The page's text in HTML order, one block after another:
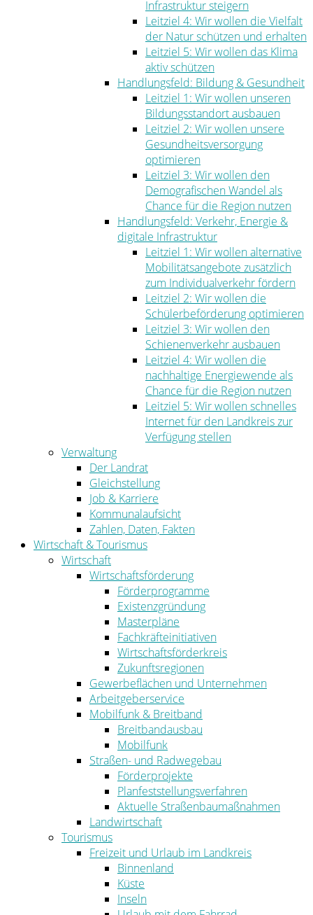
Infrastruktur steigern
Leitziel 4: Wir wollen die Vielfalt
der Natur schützen und erhalten
Leitziel 5: Wir wollen das Klima
aktiv schützen
Handlungsfeld: Bildung & Gesundheit
Leitziel 1: Wir wollen unseren
Bildungsstandort ausbauen
Leitziel 2: Wir wollen unsere
Gesundheitsversorgung
optimieren
Leitziel 3: Wir wollen den
Demografischen Wandel als
Chance für die Region nutzen
Handlungsfeld: Verkehr, Energie &
digitale Infrastruktur
Leitziel 1: Wir wollen alternative
Mobilitätsangebote zusätzlich
zum Individualverkehr fördern
Leitziel 2: Wir wollen die
Schülerbeförderung optimieren
Leitziel 3: Wir wollen den
Schienenverkehr ausbauen
Leitziel 4: Wir wollen die
nachhaltige Energiewende als
Chance für die Region nutzen
Leitziel 5: Wir wollen schnelles
Internet für den Landkreis zur
Verfügung stellen
Verwaltung
Der Landrat
Gleichstellung
Job & Karriere
Kommunalaufsicht
Zahlen, Daten, Fakten
Wirtschaft & Tourismus
Wirtschaft
Wirtschaftsförderung
Förderprogramme
Existenzgründung
Masterpläne
Fachkräfteinitiativen
Wirtschaftsförderkreis
Zukunftsregionen
Gewerbeflächen und Unternehmen
Arbeitgeberservice
Mobilfunk & Breitband
Breitbandausbau
Mobilfunk
Straßen- und Radwegebau
Förderprojekte
Planfeststellungsverfahren
Aktuelle Straßenbaumaßnahmen
Landwirtschaft
Tourismus
Freizeit und Urlaub im Landkreis
Binnenland
Küste
Inseln